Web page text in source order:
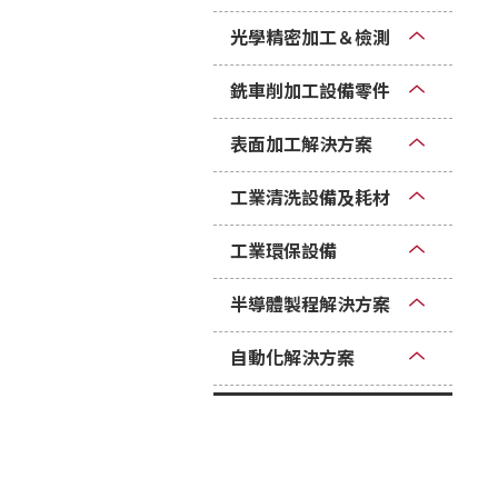
光學精密加工＆檢測
銑車削加工設備零件
表面加工解決方案
工業清洗設備及耗材
工業環保設備
半導體製程解決方案
自動化解決方案